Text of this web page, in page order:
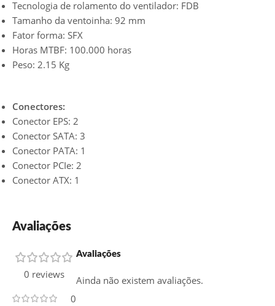
Tecnologia de rolamento do ventilador: FDB
Tamanho da ventoinha: 92 mm
Fator forma: SFX
Horas MTBF: 100.000 horas
Peso: 2.15 Kg
Conectores:
Conector EPS: 2
Conector SATA: 3
Conector PATA: 1
Conector PCIe: 2
Conector ATX: 1
Avaliações
0 reviews
0
Avaliações
Ainda não existem avaliações.